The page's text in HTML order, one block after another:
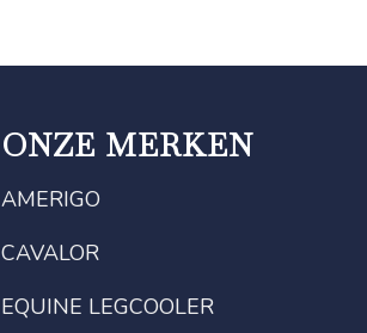
ONZE MERKEN
AMERIGO
CAVALOR
EQUINE LEGCOOLER